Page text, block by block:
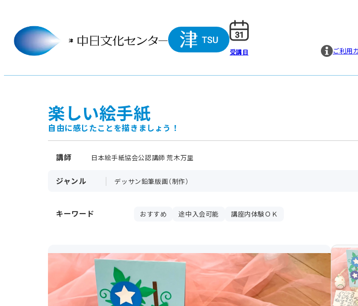
受講日 ご利用
楽しい絵手紙
自由に感じたことを描きましょう！
講師 日本絵手紙協会公認講師 荒木万里
ジャンル デッサン鉛筆版画（制作）
キーワード おすすめ 途中入会可能 講座内体験ＯＫ